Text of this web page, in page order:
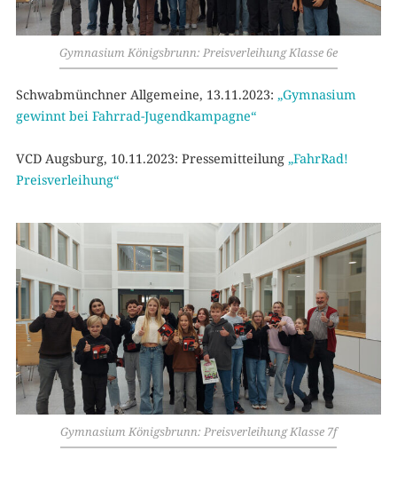
Gymnasium Königsbrunn: Preisverleihung Klasse 6e
Schwabmünchner Allgemeine, 13.11.2023: „Gymnasium
gewinnt bei Fahrrad-Jugendkampagne“
VCD Augsburg, 10.11.2023: Pressemitteilung „FahrRad!
Preisverleihung“
Gymnasium Königsbrunn: Preisverleihung Klasse 7f